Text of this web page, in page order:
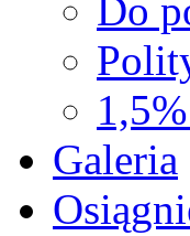
Do
Galeria